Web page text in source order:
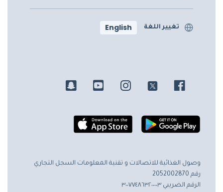
تغيير اللغة English
وصول الغذائية للاتصالات و تقنية المعلومات السجل التجاري
رقم 2052002870
الرقم الضريبي ٣٠٠٧٧٤٨٦٣٢٠٠٠٠٣